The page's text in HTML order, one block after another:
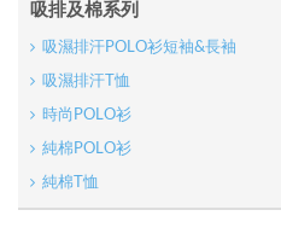
吸排及棉系列
吸濕排汗POLO衫短袖&長袖
吸濕排汗T恤
時尚POLO衫
純棉POLO衫
純棉T恤